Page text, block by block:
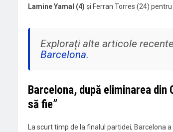
Lamine Yamal (4) și Ferran Torres (24)
Explorați alte articole
Barcelona.
Barcelona, după eliminarea din
să fie”
La scurt timp de la finalul partidei, Barcelona